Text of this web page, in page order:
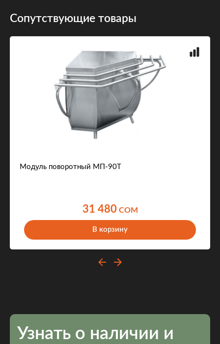
Сопутствующие товары
Модуль поворотный МП-90Т
31 480COM
В корзину
Узнать о наличии и